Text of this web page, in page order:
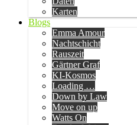
Karten
Blogs
Emma Amour
Nachtschicht
Rauszeit
Gärtner Graf
KI-Kosmos
Loading …
Down by Law
Move on up
Watts On